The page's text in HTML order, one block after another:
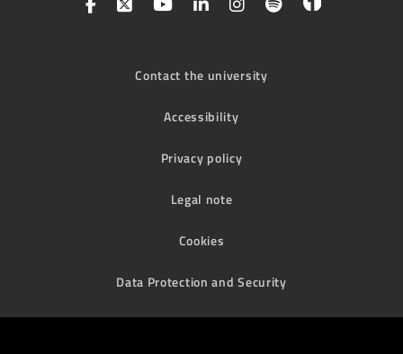
Contact the university
Accessibility
Privacy policy
Legal note
Cookies
Data Protection and Security